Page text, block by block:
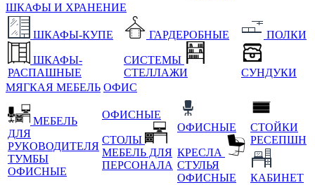
ШКАФЫ И ХРАНЕНИЕ
ШКАФЫ-КУПЕ
ШКАФЫ-
РАСПАШНЫЕ
ГАРДЕРОБНЫЕ
СИСТЕМЫ
СТЕЛЛАЖИ
ПОЛКИ
СУНДУКИ
МЯГКАЯ МЕБЕЛЬ ОФИС
МЕБЕЛЬ
ДЛЯ
РУКОВОДИТЕЛЯ
ТУМБЫ
ОФИСНЫЕ
ОФИСНЫЕ
СТОЛЫ
МЕБЕЛЬ ДЛЯ
ПЕРСОНАЛА
ОФИСНЫЕ
КРЕСЛА
СТУЛЬЯ
ОФИСНЫЕ
СТОЙКИ
РЕСЕПШН
КАБИНЕТ